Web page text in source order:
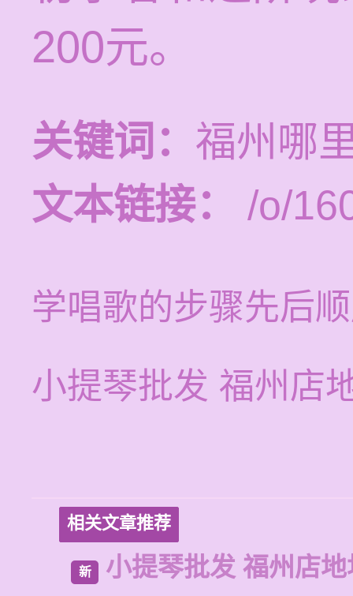
200元。
关键词： 福州哪
文本链接：
/o/
学唱歌的步骤先后
小提琴批发 福州店
相关文章推荐
新 小提琴批发 福州店